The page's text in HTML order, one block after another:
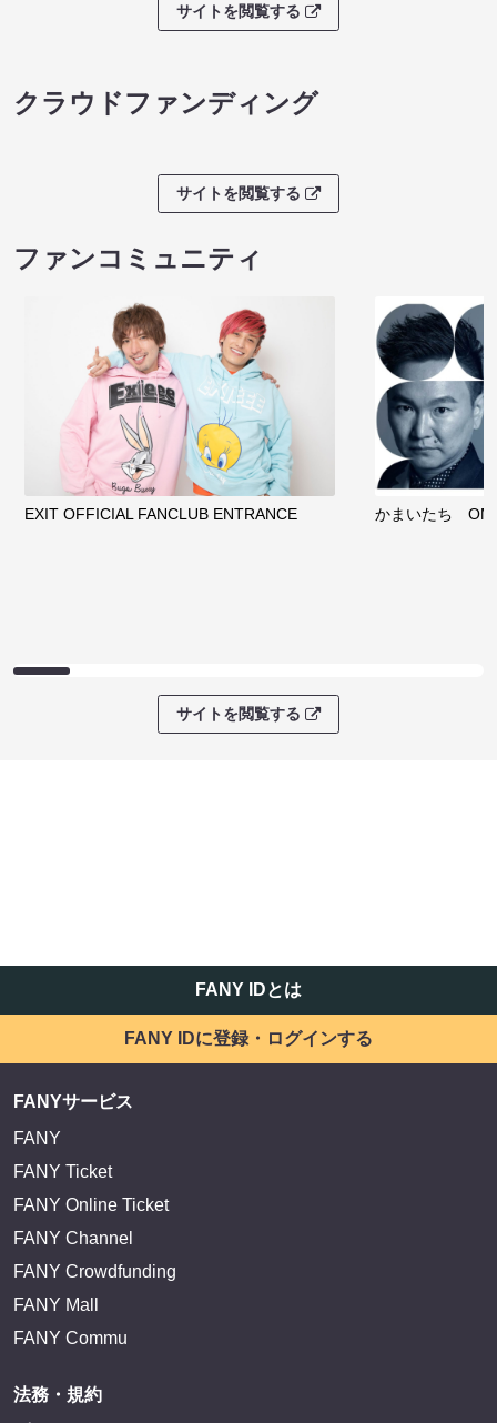
サイトを閲覧する
クラウドファンディング
サイトを閲覧する
ファンコミュニティ
EXIT OFFICIAL FANCLUB ENTRANCE かまいたち
サイトを閲覧する
FANY IDとは
FANY IDに登録・ログインする
FANYサービス
FANY
FANY Ticket
FANY Online Ticket
FANY Channel
FANY Crowdfunding
FANY Mall
FANY Commu
法務・規約